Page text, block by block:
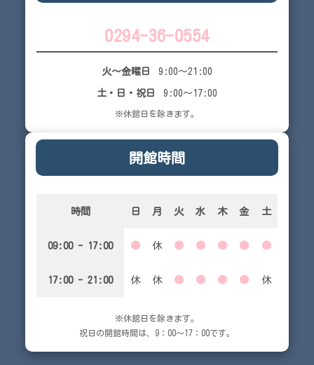
0294-36-0554
火～金曜日 9:00～21:00
土・日・祝日 9:00～17:00
※休館日を除きます。
開館時間
時間 日 月 火 水 木 金 土
09:00 - 17:00 ● 休 ● ● ● ● ●
17:00 - 21:00 休 休 ● ● ● ● 休
※休館日を除きます。
祝日の開館時間は、9：00～17：00です。